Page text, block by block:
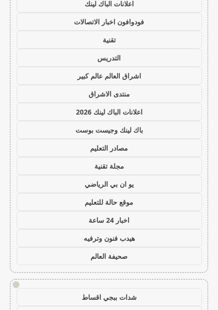
اعلانات الباك لينك
فودوافون اخبار الاتصالات
تقنية
التدريس
اشراق العالم عالم كبير
منتدى الاشراق
اعلانات الباك لينك 2026
باك لينك وجيست بوست
مصادر التعليم
مجلة تقنية
يو ان بي الرياضي
موقع حالة للتعليم
اخبار 24 ساعة
هيدب فنون وترفيه
صحيفة العالم
!
شدات ببجي اقساط